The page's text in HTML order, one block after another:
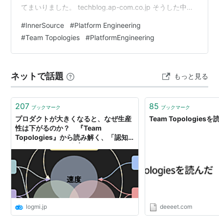
てまいりました。 techblog.ap-com.co.jp そうした中で
Platform Engineering 、 Team Topologies、
InnerSourceといった 要素との連携が重要であるという
ことです。それはどういうことか。2025年の最後にこれ
#InnerSource #Platform Engineering
#Team Topologies #PlatformEngineering
ネットで話題 もっと見る
207 ブックマーク
プロダクトが大きくなると、なぜ生産
性は下がるのか？ 『Team
Topologies』から読み解く、「認知
Business
logmi.jp
85 ブックマーク
Team Topologiesを
deeeet.com